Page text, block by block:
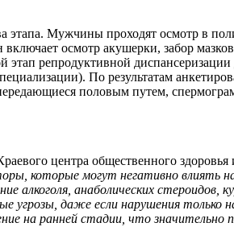
этапа. Мужчины проходят осмотр в
осмотр акушерки, забор
репродуктивной
По результатам
половым путем,
центра общественного
которые могут негативно влиять
алкоголя, анаболических стероидов,
угрозы, даже если нарушения
на ранней стадии, что